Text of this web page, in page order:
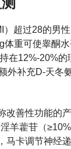
超过28的男
体重可使睾酮
在12%-20%
外补充D-天冬
改善性功能的
羊藿苷（
卡调节神经